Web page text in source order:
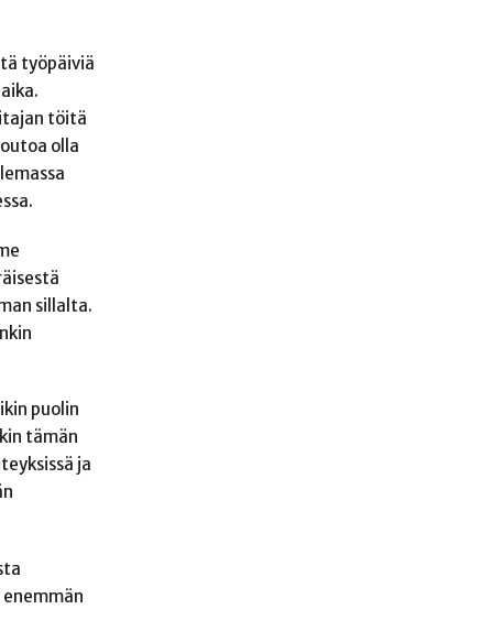
työpäiviä
töitä
olla
sillalta.
puolin
tämän
ja